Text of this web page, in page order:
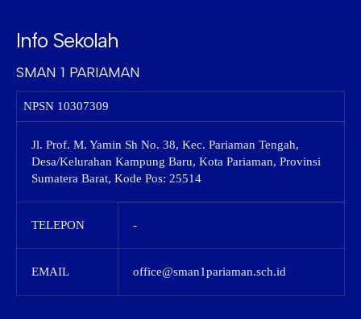
Info Sekolah
SMAN 1 PARIAMAN
NPSN 10307309
Jl. Prof. M. Yamin Sh No. 38, Kec. Pariaman Tengah,
Desa/Kelurahan Kampung Baru, Kota Pariaman, Provinsi
Sumatera Barat, Kode Pos: 25514
TELEPON -
EMAIL office@sman1pariaman.sch.id